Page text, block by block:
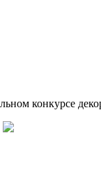
конкурсе